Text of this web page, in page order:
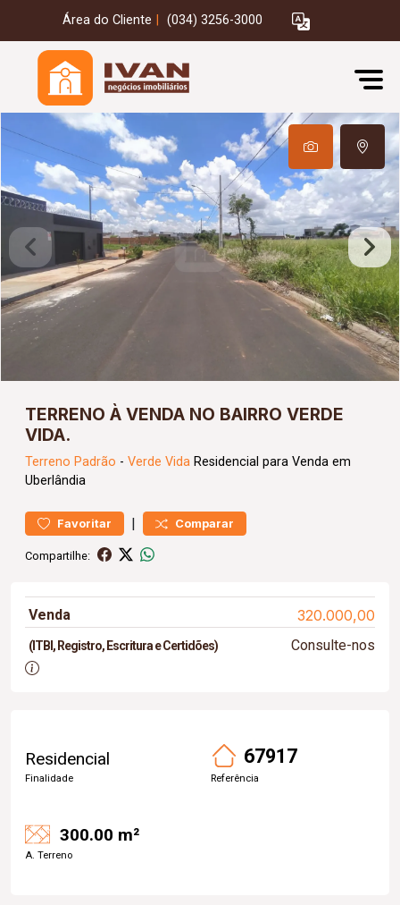
Área do Cliente (034) 3256-3000
TERRENO À VENDA NO BAIRRO VERDE
VIDA.
Terreno Padrão - Verde Vida Residencial para Venda em
Uberlândia
Favoritar | Comparar
Compartilhe:
Venda 320.000,00
(ITBI, Registro, Escritura e Certidões) Consulte-nos
Residencial
Finalidade
67917
Referência
300.00 m²
A. Terreno